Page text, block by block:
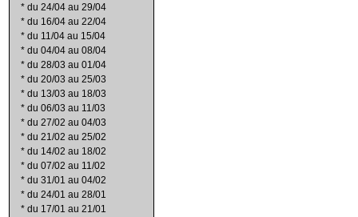
* du 24/04 au 29/04
* du 16/04 au 22/04
* du 11/04 au 15/04
* du 04/04 au 08/04
* du 28/03 au 01/04
* du 20/03 au 25/03
* du 13/03 au 18/03
* du 06/03 au 11/03
* du 27/02 au 04/03
* du 21/02 au 25/02
* du 14/02 au 18/02
* du 07/02 au 11/02
* du 31/01 au 04/02
* du 24/01 au 28/01
* du 17/01 au 21/01